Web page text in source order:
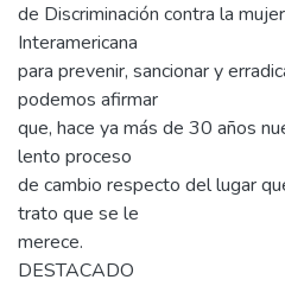
de Discriminación contra la
Interamericana
para prevenir, sancionar y
podemos afirmar
que, hace ya más de 30 años
lento proceso
de cambio respecto del lugar
trato que se le
merece.
DESTACADO